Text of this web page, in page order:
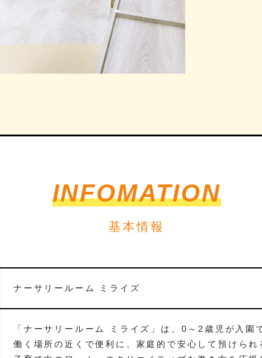
INFOMATION
基本情報
ナーサリールーム ミライズ
「ナーサリールーム ミライズ」は、0～2歳児が入園
働く場所の近くで便利に、家庭的で安心して預けられ